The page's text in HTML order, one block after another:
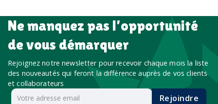
Ne manquez pas l’opportunité
de vous démarquer
Rejoignez notre newsletter pour recevoir chaque mois la liste
des nouveautés qui feront la différence auprès de vos clients
et collaborateurs
Rejoindre